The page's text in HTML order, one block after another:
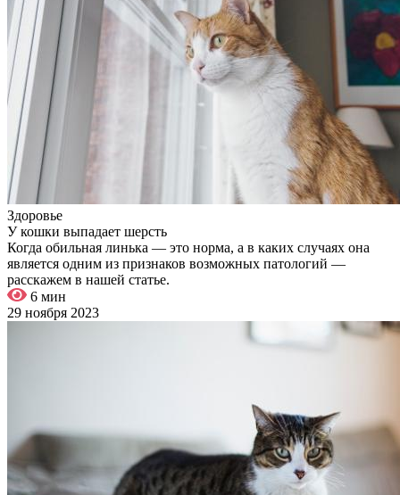
Здоровье
У кошки выпадает шерсть
Когда обильная линька — это норма, а в каких случаях она
является одним из признаков возможных патологий —
расскажем в нашей статье.
6 мин
29 ноября 2023